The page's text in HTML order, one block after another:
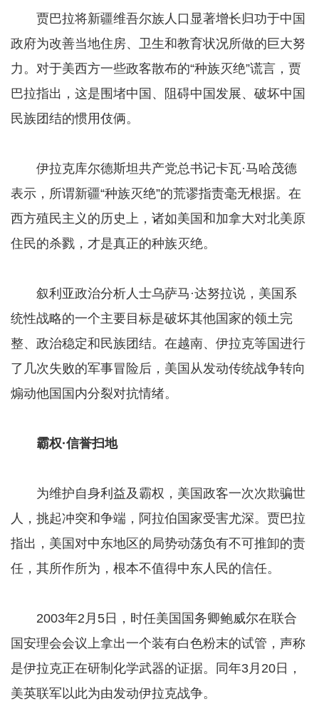
贾巴拉将新疆维吾尔族人口显著增长归功于中国
政府为改善当地住房、卫生和教育状况所做的巨大努
力。对于美西方一些政客散布的“种族灭绝”谎言，贾
巴拉指出，这是围堵中国、阻碍中国发展、破坏中国
民族团结的惯用伎俩。
伊拉克库尔德斯坦共产党总书记卡瓦·马哈茂德
表示，所谓新疆“种族灭绝”的荒谬指责毫无根据。在
西方殖民主义的历史上，诸如美国和加拿大对北美原
住民的杀戮，才是真正的种族灭绝。
叙利亚政治分析人士乌萨马·达努拉说，美国系
统性战略的一个主要目标是破坏其他国家的领土完
整、政治稳定和民族团结。在越南、伊拉克等国进行
了几次失败的军事冒险后，美国从发动传统战争转向
煽动他国国内分裂对抗情绪。
霸权·信誉扫地
为维护自身利益及霸权，美国政客一次次欺骗世
人，挑起冲突和争端，阿拉伯国家受害尤深。贾巴拉
指出，美国对中东地区的局势动荡负有不可推卸的责
任，其所作所为，根本不值得中东人民的信任。
2003年2月5日，时任美国国务卿鲍威尔在联合
国安理会会议上拿出一个装有白色粉末的试管，声称
是伊拉克正在研制化学武器的证据。同年3月20日，
美英联军以此为由发动伊拉克战争。